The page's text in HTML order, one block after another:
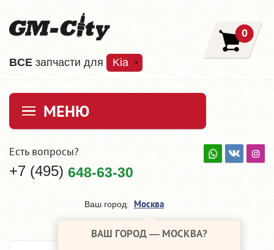
ВCE запчасти для Kia
0
МЕНЮ
Есть вопросы?
+7 (495) 648-63-30
Ваш город: Москва
ВАШ ГОРОД — МОСКВА?